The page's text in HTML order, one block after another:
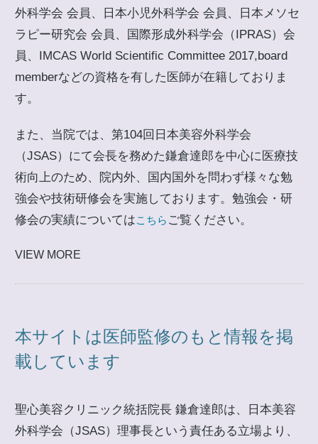
外科学会 会員、日本小児外科学会 会員、日本メソセ
ラピー研究会 会員、国際形成外科学会（IPRAS）会
員、IMCAS World Scientific Committee 2017,board
memberなどの資格を有した医師が在籍しておりま
す。
また、当院では、第104回日本美容外科学会
（JSAS）にて会長を務めた鎌倉達郎を中心に医療技
術向上のため、院内外、国内国外を問わず様々な勉
強会や技術研修会を実施しております。勉強会・研
修会の実績についてはこちら ご覧ください。
VIEW MORE
本サイトは医師監修のもと情報を掲
載しています
聖心美容クリニック統括院長 鎌倉達郎は、日本美容
外科学会（JSAS）理事長という責任ある立場より、